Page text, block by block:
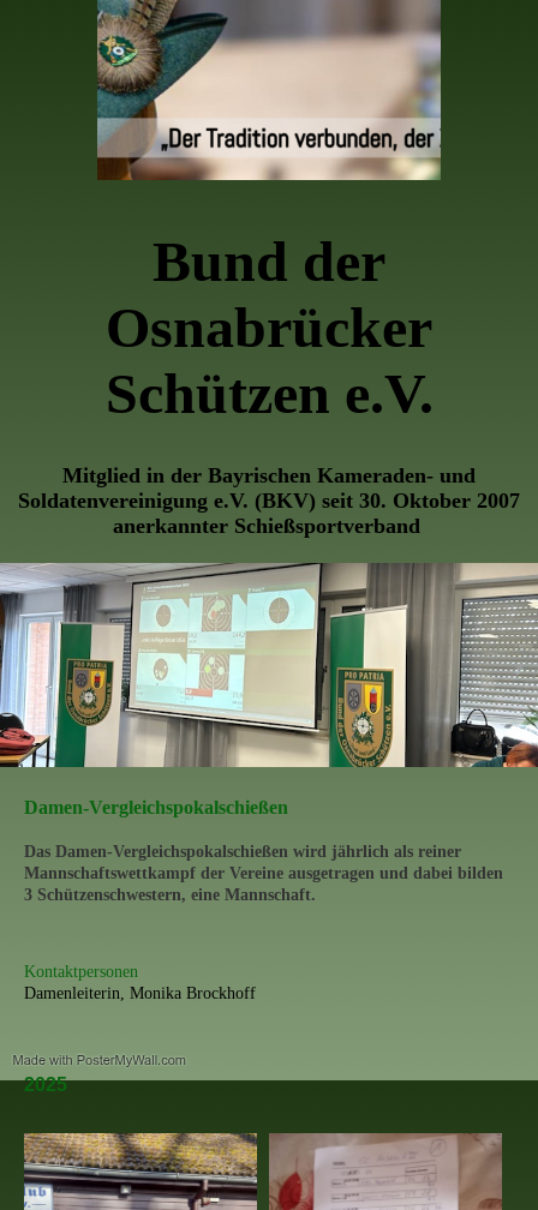
Bund der
Osnabrücker
Schützen e.V.
Mitglied in der Bayrischen Kameraden- und
Soldatenvereinigung e.V. (BKV) seit 30. Oktober 2007
anerkannter Schießsportverband
Damen-Vergleichspokalschießen
Das Damen-Vergleichspokalschießen wird jährlich als reiner
Mannschaftswettkampf der Vereine ausgetragen und dabei bilden
3 Schützenschwestern, eine Mannschaft.
Kontaktpersonen
Damenleiterin, Monika Brockhoff
2025